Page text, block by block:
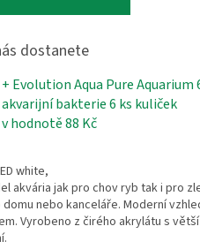
dostanete
+ Evolution Aqua Pure Aquarium
akvarijní bakterie 6 ks kuliček
v hodnotě 88 Kč
white,
akvária jak pro chov ryb tak i pro
nebo kanceláře. Moderní
Vyrobeno z čirého akrylátu s